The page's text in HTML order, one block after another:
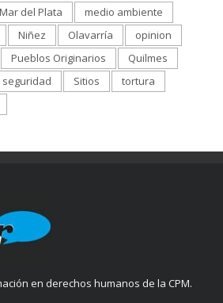
Mar del Plata
medio ambiente
Niñez Olavarría
opinion
Pueblos Originarios
Quilmes
seguridad Sitios
tortura
en derechos humanos de la CPM.